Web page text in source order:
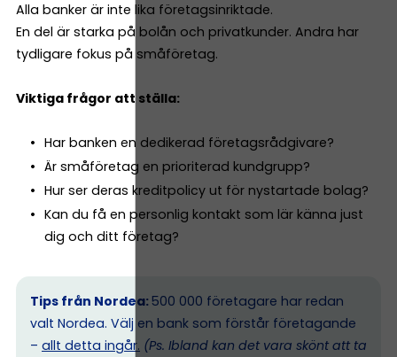
Alla banker är inte lika företagsinriktade.
En del är starka på bolån och privatkunder. Andra har
tydligare fokus på småföretag.
Viktiga frågor att ställa:
Har banken en dedikerad företagsrådgivare?
Är småföretag en prioriterad kundgrupp?
Hur ser deras kreditpolicy ut för nystartade bolag?
Kan du få en personlig kontakt som lär känna just
dig och ditt företag?
Tips från Nordea: 500 000 företagare har redan
valt Nordea. Välj en bank som förstår företagande
– allt detta ingår. (Ps. Ibland kan det vara skönt att ta